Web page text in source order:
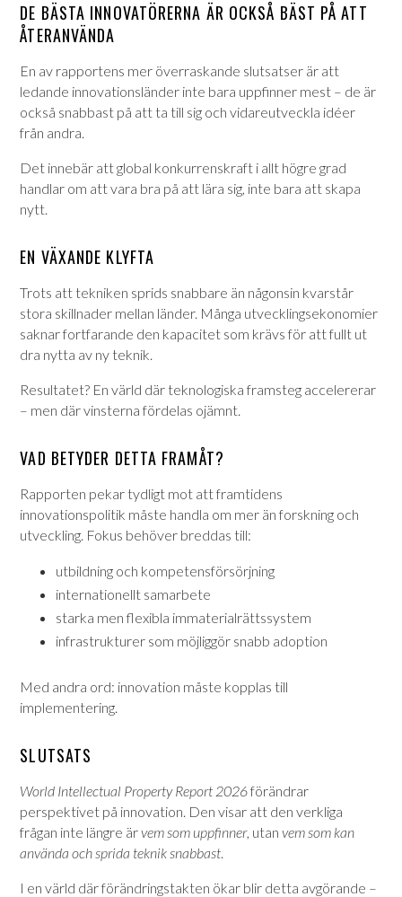
DE BÄSTA INNOVATÖRERNA ÄR OCKSÅ BÄST PÅ ATT
ÅTERANVÄNDA
En av rapportens mer överraskande slutsatser är att
ledande innovationsländer inte bara uppfinner mest – de är
också snabbast på att ta till sig och vidareutveckla idéer
från andra.
Det innebär att global konkurrenskraft i allt högre grad
handlar om att vara bra på att lära sig, inte bara att skapa
nytt.
EN VÄXANDE KLYFTA
Trots att tekniken sprids snabbare än någonsin kvarstår
stora skillnader mellan länder. Många utvecklingsekonomier
saknar fortfarande den kapacitet som krävs för att fullt ut
dra nytta av ny teknik.
Resultatet? En värld där teknologiska framsteg accelererar
– men där vinsterna fördelas ojämnt.
VAD BETYDER DETTA FRAMÅT?
Rapporten pekar tydligt mot att framtidens
innovationspolitik måste handla om mer än forskning och
utveckling. Fokus behöver breddas till:
utbildning och kompetensförsörjning
internationellt samarbete
starka men flexibla immaterialrättssystem
infrastrukturer som möjliggör snabb adoption
Med andra ord: innovation måste kopplas till
implementering.
SLUTSATS
World Intellectual Property Report 2026förändrar
perspektivet på innovation. Den visar att den verkliga
frågan inte längre ärvem som uppfinner, utanvem som kan
använda och sprida teknik snabbast.
I en värld där förändringstakten ökar blir detta avgörande –